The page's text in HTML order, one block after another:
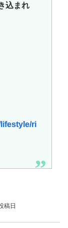
込まれ
ri
稿日